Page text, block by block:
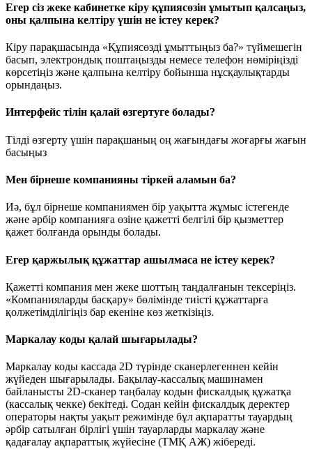
Егер сіз жеке кабинетке кіру құпиясөзін ұмытып қалсаңыз,
оны қалпына келтіру үшін не істеу керек?
Кіру парақшасында «Құпиясөзді ұмыттыңыз ба?» түймешегін
басып, электрондық поштаңызды немесе телефон нөміріңізді
көрсетіңіз және қалпына келтіру бойынша нұсқаулықтарды
орындаңыз.
Интерфейс тілін қалай өзгертуге болады?
Тілді өзгерту үшін парақшаның оң жағындағы жоғарғы жағын
басыңыз
Мен бірнеше компанияны тіркей аламын ба?
Иә, бұл бірнеше компаниямен бір уақытта жұмыс істегенде
және әрбір компанияға өзіне қажетті белгілі бір қызметтер
қажет болғанда орынды болады.
Егер қаржылық құжаттар ашылмаса не істеу керек?
Қажетті компания мен жеке шоттың таңдалғанын тексеріңіз.
«Компанияларды басқару» бөлімінде тиісті құжаттарға
қолжетімділігіңіз бар екеніне көз жеткізіңіз.
Маркалау коды қалай шығарылады?
Маркалау коды кассада 2D түрінде сканерлегеннен кейін
жүйеден шығарылады. Бақылау-кассалық машинамен
байланысты 2D-сканер таңбалау кодын фискалдық құжатқа
(кассалық чекке) бекітеді. Содан кейін фискалдық деректер
операторы нақты уақыт режимінде бұл ақпаратты тауардың
әрбір сатылған бірлігі үшін тауарларды маркалау және
қадағалау ақпараттық жүйесіне (ТМҚ АЖ) жібереді.